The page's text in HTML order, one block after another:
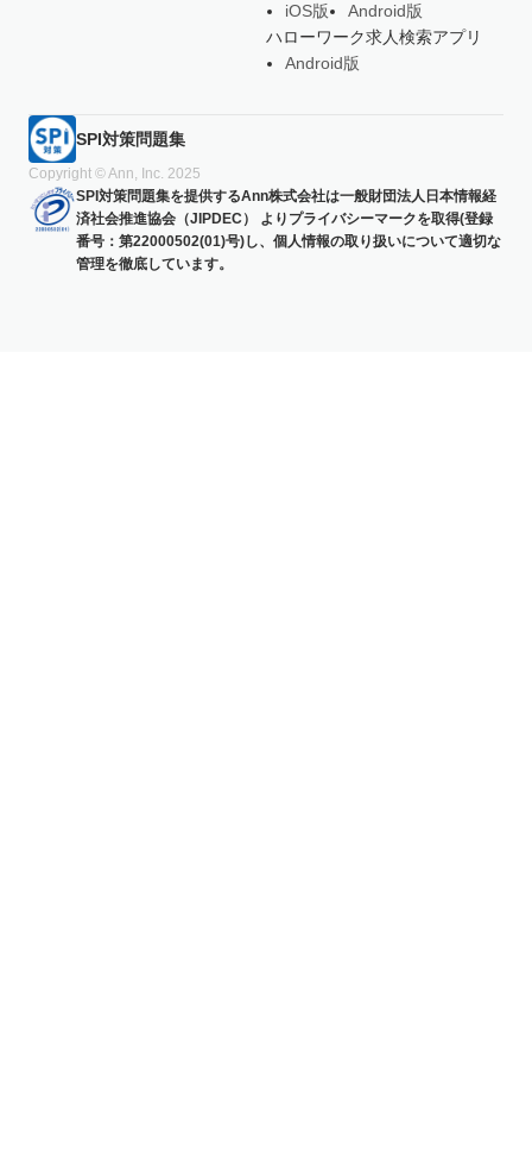
iOS版
Android版
ハローワーク求人検索アプリ
Android版
SPI対策問題集
Copyright © Ann, Inc. 2025
SPI対策問題集を提供するAnn株式会社は一般財団法人日本情報経
済社会推進協会（JIPDEC） よりプライバシーマークを取得(登録
番号：第22000502(01)号)し、個人情報の取り扱いについて適切な
管理を徹底しています。